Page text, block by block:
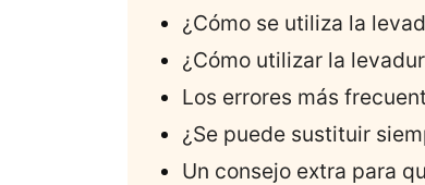
¿Cómo se utiliza la
¿Cómo utilizar la
Los errores más
¿Se puede sustituir
Un consejo extra para